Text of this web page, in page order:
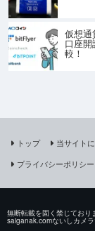
仮想通
口座
較！
トップ 当サイト
プライバシーポリシー
無断転載を固く禁じてお
saiganak.comないしカメ